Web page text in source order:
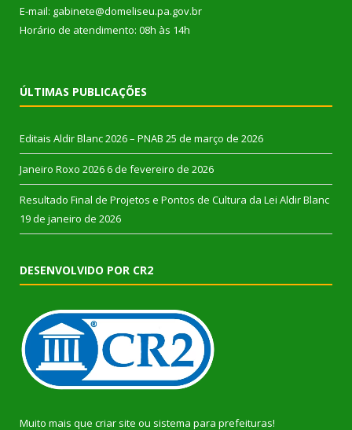
E-mail: gabinete@domeliseu.pa.gov.br
Horário de atendimento: 08h às 14h
ÚLTIMAS PUBLICAÇÕES
Editais Aldir Blanc 2026 – PNAB 25 de março de 2026
Janeiro Roxo 2026 6 de fevereiro de 2026
Resultado Final de Projetos e Pontos de Cultura da Lei Aldir Blanc
19 de janeiro de 2026
DESENVOLVIDO POR CR2
Muito mais que criar site ou sistema para prefeituras!